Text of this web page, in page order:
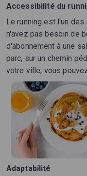
Accessibilité du
Le running est l'un
n'avez pas besoin de
d'abonnement à une
parc, sur un chemin
votre ville, vous
Adaptabilité